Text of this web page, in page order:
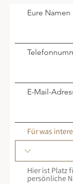
Eure Namen
E-Mail-
Für was
Hier ist Platz
persönliche